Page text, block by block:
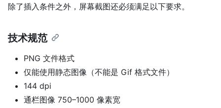
除了插入条件之外，屏幕截图还必须满足以下要求。
技术规范
PNG 文件格式
仅能使用静态图像（不能是 Gif 格式文件）
144 dpi
通栏图像 750–1000 像素宽